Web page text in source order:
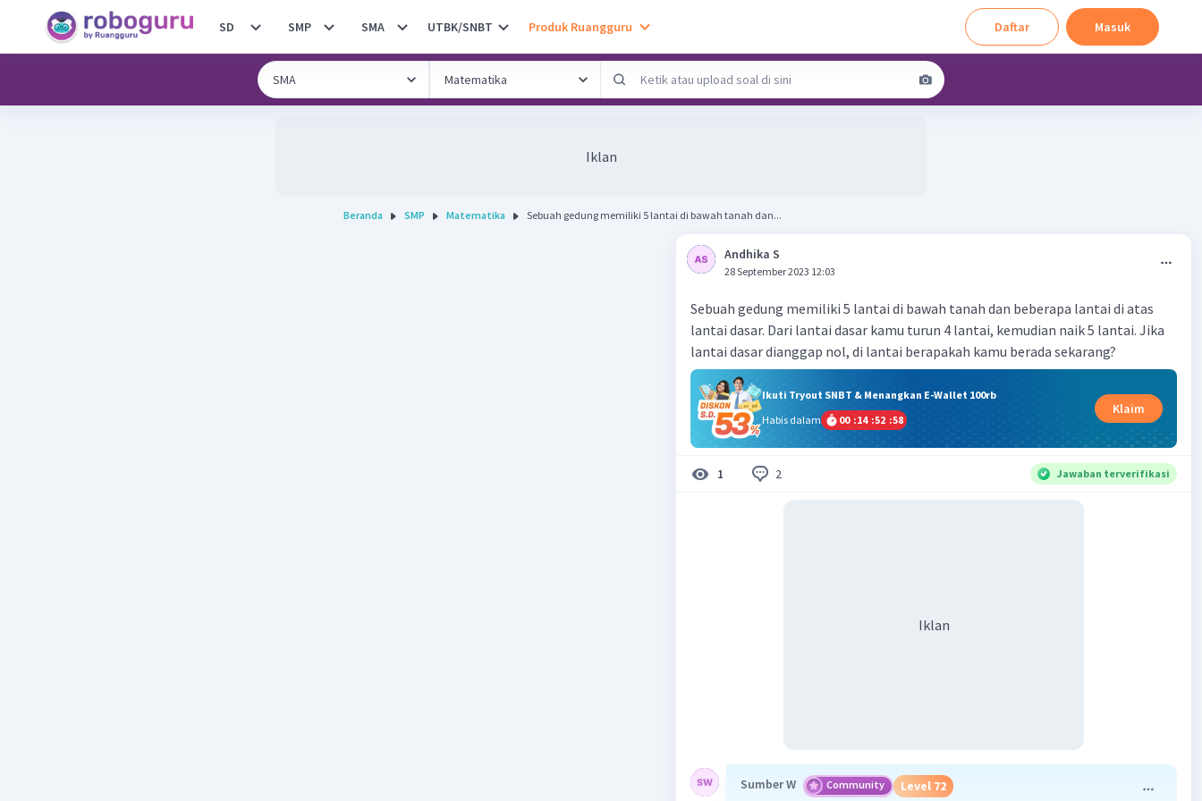
SD SMP SMA UTBK/SNBT Produk Ruangguru Daftar Masuk
Iklan
Beranda SMP Matematika Sebuah gedung memiliki 5 lantai di bawah tanah dan...
Andhika S
28 September 2023 12:03
Sebuah gedung memiliki 5 lantai di bawah tanah dan beberapa lantai di atas
lantai dasar. Dari lantai dasar kamu turun 4 lantai, kemudian naik 5 lantai. Jika
lantai dasar dianggap nol, di lantai berapakah kamu berada sekarang?
Ikuti Tryout SNBT & Menangkan E-Wallet 100rb
Habis dalam
00 :14 :52 :57
Klaim
1 2 Jawaban terverifikasi
Iklan
Sumber W Community Level 72